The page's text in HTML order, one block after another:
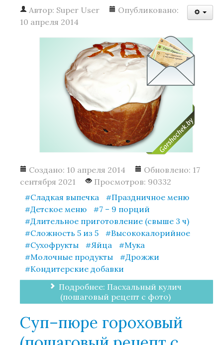
Автор: Super User
Опубликовано:
10 апреля 2014
Создано: 10 апреля 2014
Обновлено: 17
сентября 2021
Просмотров: 90332
Сладкая выпечка
Праздничное меню
Детское меню
7 – 9 порций
Длительное приготовление (свыше 3 ч)
Сложность 5 из 5
Высококалорийное
Сухофрукты
Яйца
Мука
Молочные продукты
Дрожжи
Кондитерские добавки
Подробнее: Пасхальный кулич
(пошаговый рецепт с фото)
Суп–пюре гороховый